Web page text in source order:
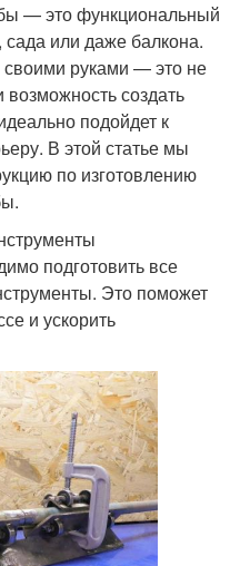
— это функциональный
или даже балкона.
своими руками — это не
возможность создать
подойдет к
В этой статье мы
по изготовлению
подготовить все
Это поможет
и ускорить